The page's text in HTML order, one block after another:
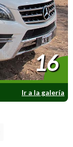
Ir a la galería
16